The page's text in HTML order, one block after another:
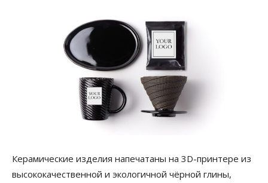
Керамические изделия напечатаны на 3D-принтере из
высококачественной и экологичной чёрной глины,